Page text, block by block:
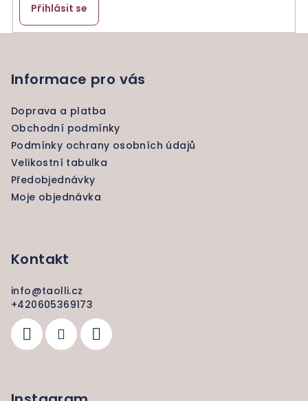
Přihlásit se
Informace pro vás
Doprava a platba
Obchodní podmínky
Podmínky ochrany osobních údajů
Velikostní tabulka
Předobjednávky
Moje objednávka
Kontakt
info@taolli.cz
+420605369173